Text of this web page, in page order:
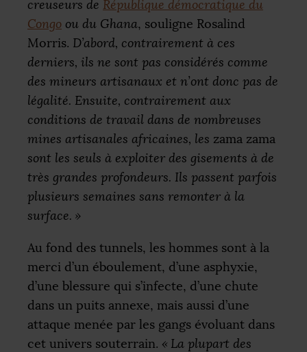
creuseurs de République démocratique du
Congo ou du Ghana, souligne Rosalind
Morris. D’abord, contrairement à ces
derniers, ils ne sont pas considérés comme
des mineurs artisanaux et n’ont donc pas de
légalité. Ensuite, contrairement aux
conditions de travail dans de nombreuses
mines artisanales africaines, les zama zama
sont les seuls à exploiter des gisements à de
très grandes profondeurs. Ils passent parfois
plusieurs semaines sans remonter à la
surface. »
Au fond des tunnels, les hommes sont à la
merci d’un éboulement, d’une asphyxie,
d’une blessure qui s’infecte, d’une chute
dans un puits annexe, mais aussi d’une
attaque menée par les gangs évoluant dans
cet univers souterrain. « La plupart des